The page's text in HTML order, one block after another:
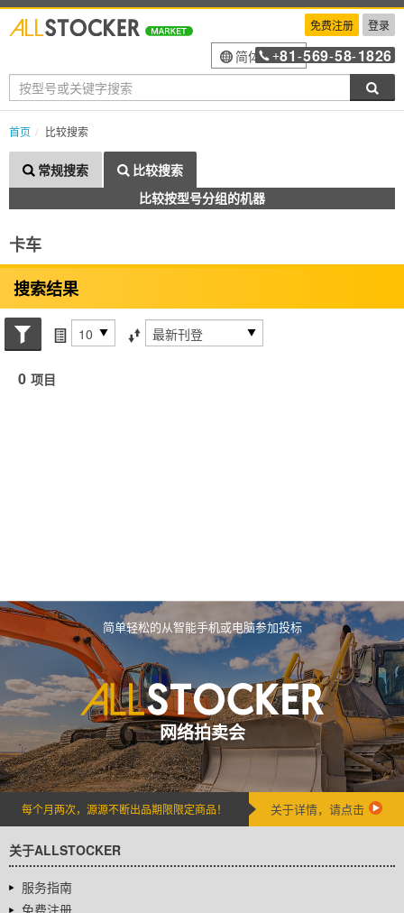
免费注册 登录
简体中文
+81 -569-58-1826
首页 比较搜索
常规搜索
比较搜索
比较按型号分组的机器
卡车
搜索结果
搜索状态每页项目 排序方式
0 项目
简单轻松的从智能手机或电脑参加投标
网络拍卖会
每个月两次，源源不断出品期限限定商品！ 关于详情，请点击
关于ALLSTOCKER
服务指南
免费注册